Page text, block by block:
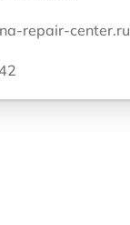
repair-center.ru